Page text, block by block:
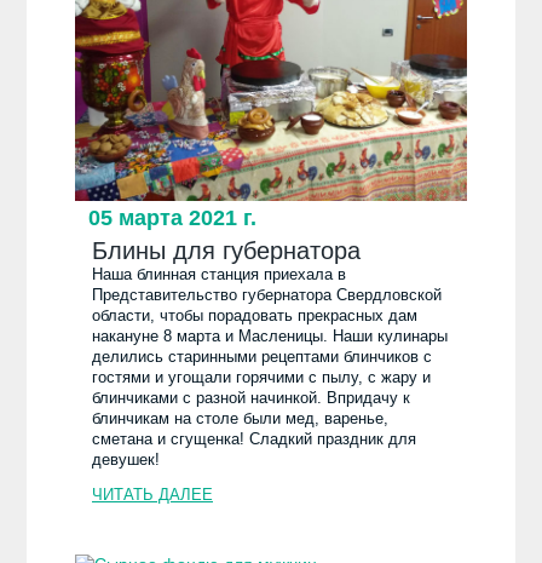
05 марта 2021 г.
Блины для губернатора
Наша блинная станция приехала в
Представительство губернатора Свердловской
области, чтобы порадовать прекрасных дам
накануне 8 марта и Масленицы. Наши кулинары
делились старинными рецептами блинчиков с
гостями и угощали горячими с пылу, с жару и
блинчиками с разной начинкой. Впридачу к
блинчикам на столе были мед, варенье,
сметана и сгущенка! Сладкий праздник для
девушек!
ЧИТАТЬ ДАЛЕЕ